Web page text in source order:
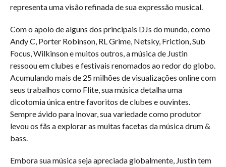
representa uma visão refinada de sua expressão musical.
Com o apoio de alguns dos principais DJs do mundo, como
Andy C, Porter Robinson, RL Grime, Netsky, Friction, Sub
Focus, Wilkinson e muitos outros, a música de Justin
ressoou em clubes e festivais renomados ao redor do globo.
Acumulando mais de 25 milhões de visualizações online com
seus trabalhos como Flite, sua música detalha uma
dicotomia única entre favoritos de clubes e ouvintes.
Sempre ávido para inovar, sua variedade como produtor
levou os fãs a explorar as muitas facetas da música drum &
bass.
Embora sua música seja apreciada globalmente, Justin tem